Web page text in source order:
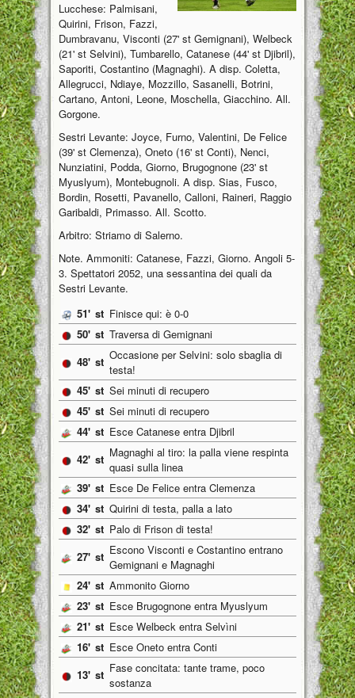
Lucchese: Palmisani,
Quirini, Frison, Fazzi,
Dumbravanu, Visconti (27' st Gemignani), Welbeck
(21' st Selvini), Tumbarello, Catanese (44' st Djibril),
Saporiti, Costantino (Magnaghi). A disp. Coletta,
Allegrucci, Ndiaye, Mozzillo, Sasanelli, Botrini,
Cartano, Antoni, Leone, Moschella, Giacchino. All.
Gorgone.
Sestri Levante: Joyce, Furno, Valentini, De Felice
(39' st Clemenza), Oneto (16' st Conti), Nenci,
Nunziatini, Podda, Giorno, Brugognone (23' st
Myuslyum), Montebugnoli. A disp. Sias, Fusco,
Bordin, Rosetti, Pavanello, Calloni, Raineri, Raggio
Garibaldi, Primasso. All. Scotto.
Arbitro: Striamo di Salerno.
Note. Ammoniti: Catanese, Fazzi, Giorno. Angoli 5-
3. Spettatori 2052, una sessantina dei quali da
Sestri Levante.
51' st Finisce qui: è 0-0
50' st Traversa di Gemignani
48' st Occasione per Selvini: solo sbaglia di
testa!
45' st Sei minuti di recupero
45' st Sei minuti di recupero
44' st Esce Catanese entra Djibril
42' st Magnaghi al tiro: la palla viene respinta
quasi sulla linea
39' st Esce De Felice entra Clemenza
34' st Quirini di testa, palla a lato
32' st Palo di Frison di testa!
27' st Escono Visconti e Costantino entrano
Gemignani e Magnaghi
24' st Ammonito Giorno
23' st Esce Brugognone entra Myuslyum
21' st Esce Welbeck entra Selvìni
16' st Esce Oneto entra Conti
13' st Fase concitata: tante trame, poco
sostanza